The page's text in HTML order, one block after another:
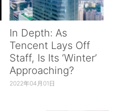
In Depth: As
Tencent Lays Off
Staff, Is Its ‘Winter’
Approaching?
2022年04月01日